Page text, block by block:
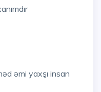
əmi yaxşı insan